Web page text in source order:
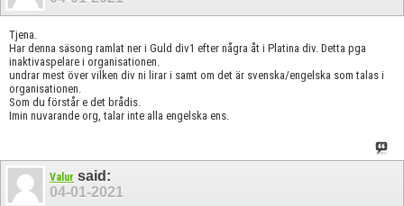
Tjena.
Har denna säsong ramlat ner i Guld div1 efter några åt i Platina div. Detta pga
inaktivaspelare i organisationen.
undrar mest över vilken div ni lirar i samt om det är svenska/engelska som talas i
organisationen.
Som du förstår e det brådis.
Imin nuvarande org, talar inte alla engelska ens.
Valur said:
04-01-2021